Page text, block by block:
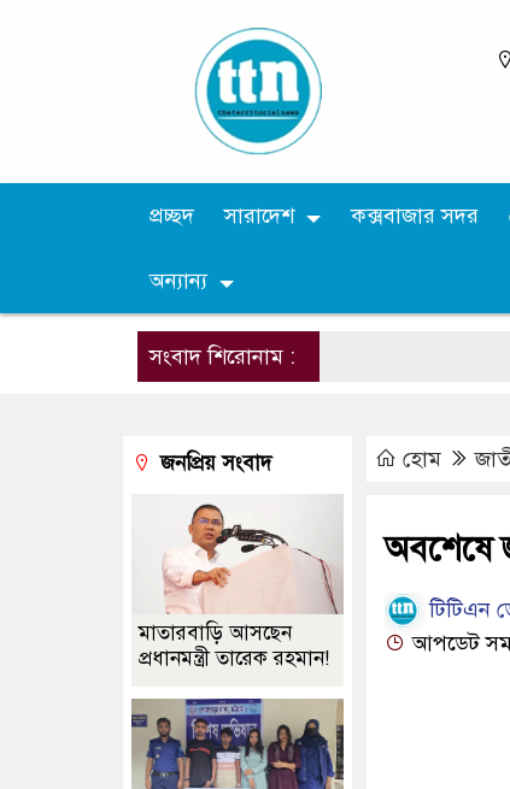
প্রচ্ছদ সারাদেশ কক্সবাজার সদর
অন্যান্য
সংবাদ শিরোনাম :
হোম
অবশেষে
টিটিএন
আপডেট
জনপ্রিয় সংবাদ
মাতারবাড়ি আসছেন
প্রধানমন্ত্রী তারেক রহমান!